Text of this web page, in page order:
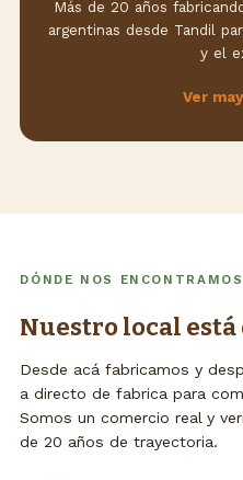
Más de 20 años
argentinas desde Tandil
y el
Ver
DÓNDE NOS ENCONTRAMOS
Nuestro local está
Desde acá fabricamos y
a directo de fabrica para
Somos un comercio real y
de 20 años de trayectoria.